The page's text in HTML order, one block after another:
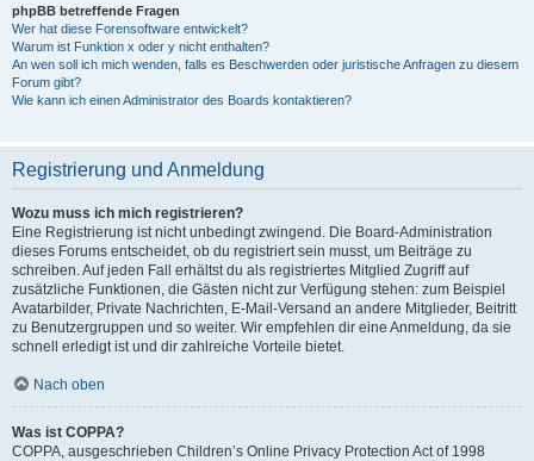
phpBB betreffende Fragen
Wer hat diese Forensoftware entwickelt?
Warum ist Funktion x oder y nicht enthalten?
An wen soll ich mich wenden, falls es Beschwerden oder juristische Anfragen zu diesem
Forum gibt?
Wie kann ich einen Administrator des Boards kontaktieren?
Registrierung und Anmeldung
Wozu muss ich mich registrieren?
Eine Registrierung ist nicht unbedingt zwingend. Die Board-Administration
dieses Forums entscheidet, ob du registriert sein musst, um Beiträge zu
schreiben. Auf jeden Fall erhältst du als registriertes Mitglied Zugriff auf
zusätzliche Funktionen, die Gästen nicht zur Verfügung stehen: zum Beispiel
Avatarbilder, Private Nachrichten, E-Mail-Versand an andere Mitglieder, Beitritt
zu Benutzergruppen und so weiter. Wir empfehlen dir eine Anmeldung, da sie
schnell erledigt ist und dir zahlreiche Vorteile bietet.
Nach oben
Was ist COPPA?
COPPA, ausgeschrieben Children’s Online Privacy Protection Act of 1998